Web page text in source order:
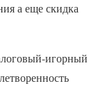
а еще скидка
игорный